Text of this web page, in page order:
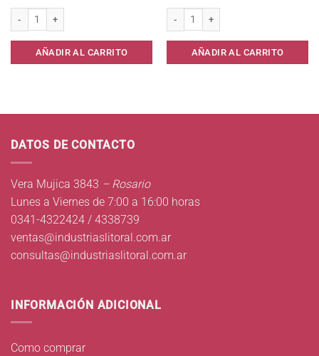
AÑADIR AL CARRITO AÑADIR AL CARRITO
DATOS DE CONTACTO
Vera Mujica 3843 – Rosario
Lunes a Viernes de 7:00 a 16:00 horas
0341-4322424 / 4338739
ventas@industriaslitoral.com.ar
consultas@industriaslitoral.com.ar
INFORMACIÓN ADICIONAL
Como comprar